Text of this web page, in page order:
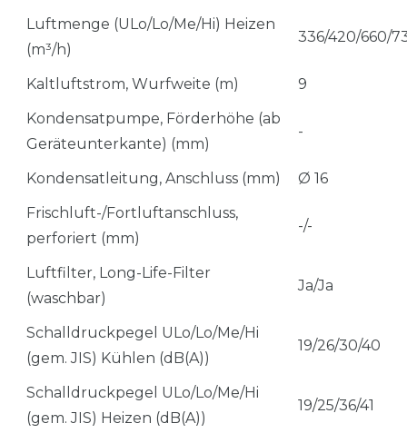
Luftmenge (ULo/Lo/Me/Hi) Heizen
(m³/h)
336/420/660/
Kaltluftstrom, Wurfweite (m)
9
Kondensatpumpe, Förderhöhe (ab
Geräteunterkante) (mm)
-
Kondensatleitung, Anschluss (mm)
Ø 16
Frischluft-/Fortluftanschluss,
perforiert (mm)
-/-
Luftfilter, Long-Life-Filter
(waschbar)
Ja/Ja
Schalldruckpegel ULo/Lo/Me/Hi
(gem. JIS) Kühlen (dB(A))
19/26/30/40
Schalldruckpegel ULo/Lo/Me/Hi
(gem. JIS) Heizen (dB(A))
19/25/36/41